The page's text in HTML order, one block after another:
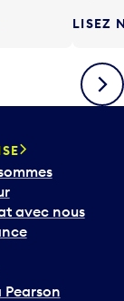
LISEZ
avec nous
Pearson